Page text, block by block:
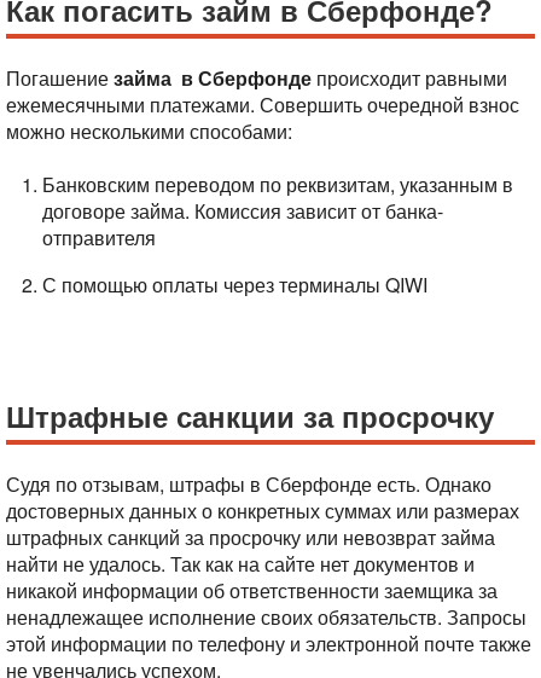
Как погасить займ в Сберфонде?
Погашениезайма в Сберфонде происходит равными
ежемесячными платежами. Совершить очередной взнос
можно несколькими способами:
Банковским переводом по реквизитам, указанным в
договоре займа. Комиссия зависит от банка-
отправителя
С помощью оплаты через терминалы QIWI
Штрафные санкции за просрочку
Судя по отзывам, штрафы в Сберфонде есть. Однако
достоверных данных о конкретных суммах или размерах
штрафных санкций за просрочку или невозврат займа
найти не удалось. Так как на сайте нет документов и
никакой информации об ответственности заемщика за
ненадлежащее исполнение своих обязательств. Запросы
этой информации по телефону и электронной почте также
не увенчались успехом.